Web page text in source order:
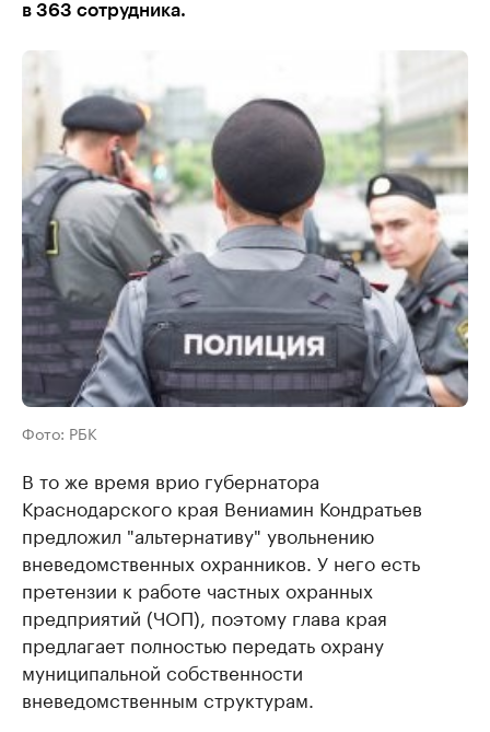
в 363 сотрудника.
Фото: РБК
В то же время врио губернатора
Краснодарского края Вениамин Кондратьев
предложил "альтернативу" увольнению
вневедомственных охранников. У него есть
претензии к работе частных охранных
предприятий (ЧОП), поэтому глава края
предлагает полностью передать охрану
муниципальной собственности
вневедомственным структурам.